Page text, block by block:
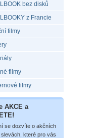
bez disků
z Francie
filmy
filmy
filmy
AKCE a
se dozvíte o akčních
které pro vás